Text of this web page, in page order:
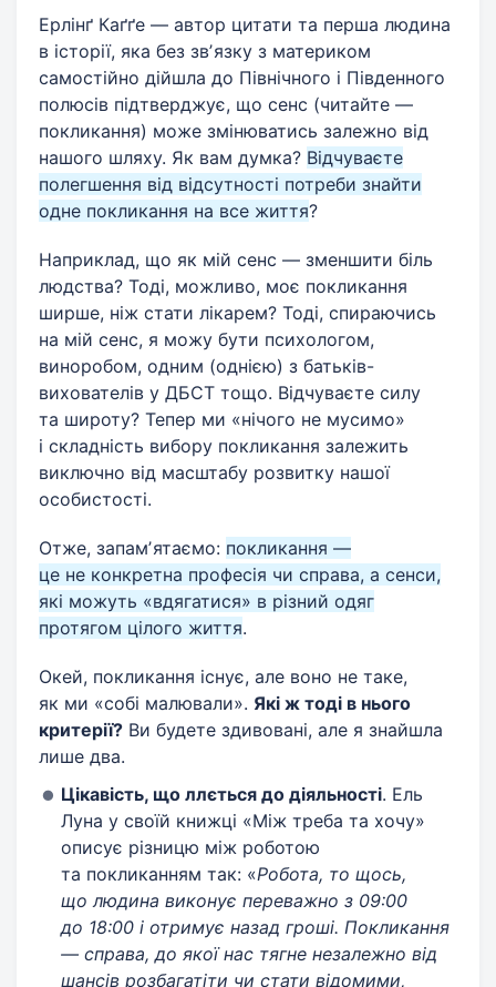
Ерлінґ Каґґе — автор цитати та перша людина
в історії, яка без звʼязку з материком
самостійно дійшла до Північного і Південного
полюсів підтверджує, що сенс (читайте —
покликання) може змінюватись залежно від
нашого шляху. Як вам думка? Відчуваєте
полегшення від відсутності потреби знайти
одне покликання на все життя?
Наприклад, що як мій сенс — зменшити біль
людства? Тоді, можливо, моє покликання
ширше, ніж стати лікарем? Тоді, спираючись
на мій сенс, я можу бути психологом,
виноробом, одним (однією) з батьків-
вихователів у ДБСТ тощо. Відчуваєте силу
та широту? Тепер ми «нічого не мусимо»
і складність вибору покликання залежить
виключно від масштабу розвитку нашої
особистості.
Отже, запамʼятаємо: покликання —
це не конкретна професія чи справа, а сенси,
які можуть «вдягатися» в різний одяг
протягом цілого життя.
Окей, покликання існує, але воно не таке,
як ми «собі малювали». Які ж тоді в нього
критерії? Ви будете здивовані, але я знайшла
лише два.
Цікавість, що ллється до діяльності. Ель
Луна у своїй книжці «Між треба та хочу»
описує різницю між роботою
та покликанням так: «Робота, то щось,
що людина виконує переважно з 09:00
до 18:00 і отримує назад гроші. Покликання
— справа, до якої нас тягне незалежно від
шансів розбагатіти чи стати відомими,